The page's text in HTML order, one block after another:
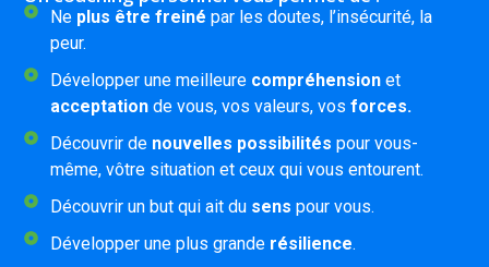
Ne plus être freiné par les doutes, l’insécurité, la
peur.
Développer une meilleure compréhensionet
acceptation de vous, vos valeurs, vos forces.
Découvrir de nouvelles possibilités pour vous-
même, vôtre situation et ceux qui vous entourent.
Découvrir un but qui ait du sens pour vous.
Développer une plus grande résilience.